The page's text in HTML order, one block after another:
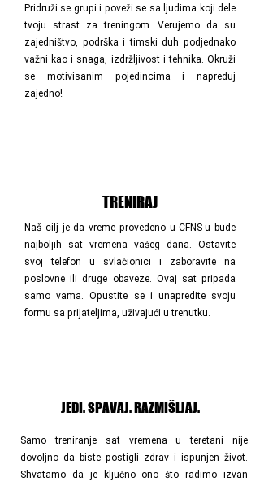
Pridruži se grupi i poveži se sa ljudima koji dele
tvoju strast za treningom. Verujemo da su
zajedništvo, podrška i timski duh podjednako
važni kao i snaga, izdržljivost i tehnika. Okruži
se motivisanim pojedincima i napreduj
zajedno!
TRENIRAJ
Naš cilj je da vreme provedeno u CFNS-u bude
najboljih sat vremena vašeg dana. Ostavite
svoj telefon u svlačionici i zaboravite na
poslovne ili druge obaveze. Ovaj sat pripada
samo vama. Opustite se i unapredite svoju
formu sa prijateljima, uživajući u trenutku.
JEDI. SPAVAJ.RAZMIŠLJAJ.
Samo treniranje sat vremena u teretani nije
dovoljno da biste postigli zdrav i ispunjen život.
Shvatamo da je ključno ono što radimo izvan